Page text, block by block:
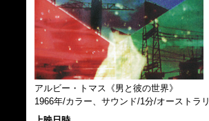
アルビー・トマス《男と彼の世界》
1966年/カラー、サウンド/1分/オーストラ